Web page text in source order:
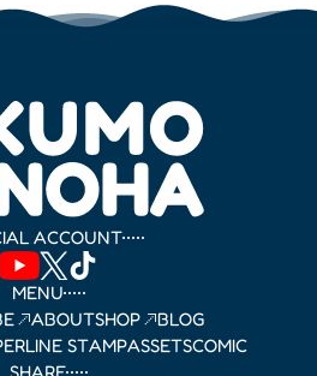
ACCOUNT
MENU
ABOUTSHOP
BLOG
LINE STAMPASSETSCOMIC